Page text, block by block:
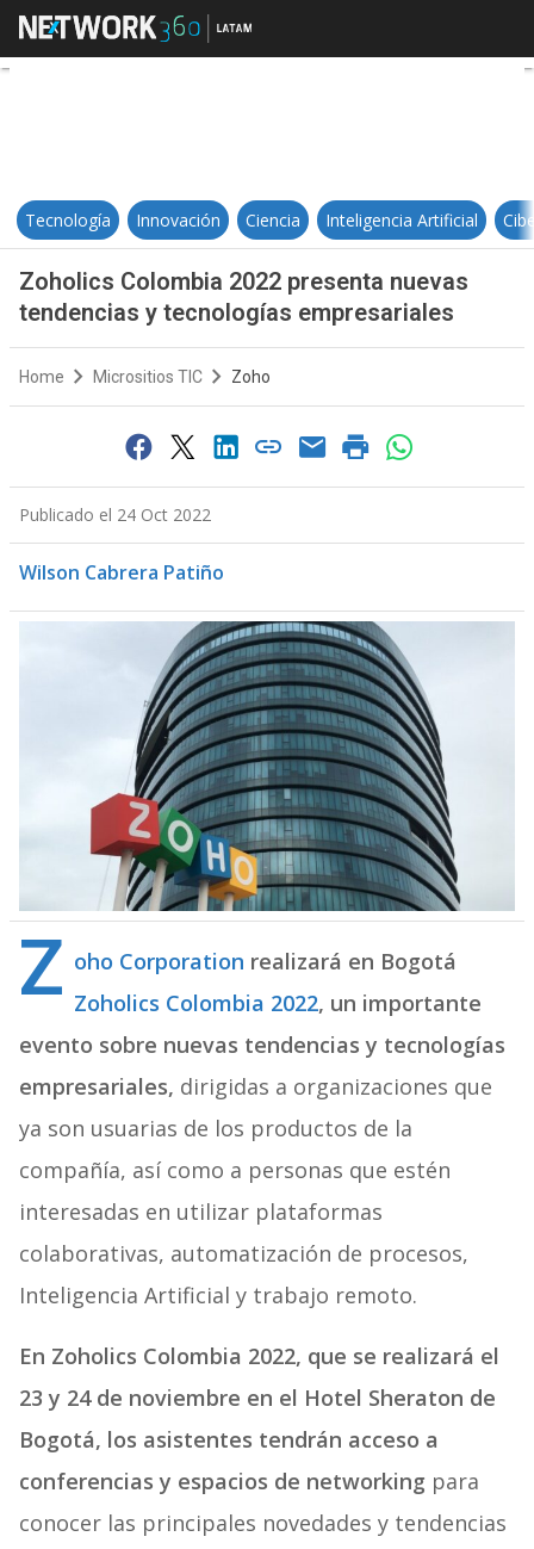
Zoholics Colombia 2022
Tecnología Innovación Ciencia Inteligencia Artificial
Zoholics Colombia 2022 presenta nuevas
tendencias y tecnologías empresariales
Home Micrositios TIC Zoho
Publicado el 24 Oct 2022
Wilson Cabrera Patiño
Z oho Corporation realizará en Bogotá
Zoholics Colombia 2022, un importante
evento sobre nuevas tendencias y tecnologías
empresariales, dirigidas a organizaciones que
ya son usuarias de los productos de la
compañía, así como a personas que estén
interesadas en utilizar plataformas
colaborativas, automatización de procesos,
Inteligencia Artificial y trabajo remoto.
En Zoholics Colombia 2022, que se realizará el
23 y 24 de noviembre en el Hotel Sheraton de
Bogotá, los asistentes tendrán acceso a
conferencias y espacios de networking para
conocer las principales novedades y tendencias